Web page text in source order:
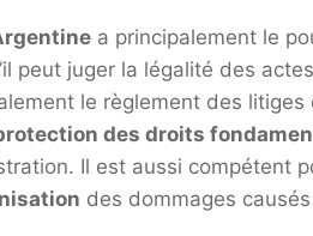
a principalement le
peut juger la légalité des
le règlement des
des droits
Il est aussi compétent
des dommages